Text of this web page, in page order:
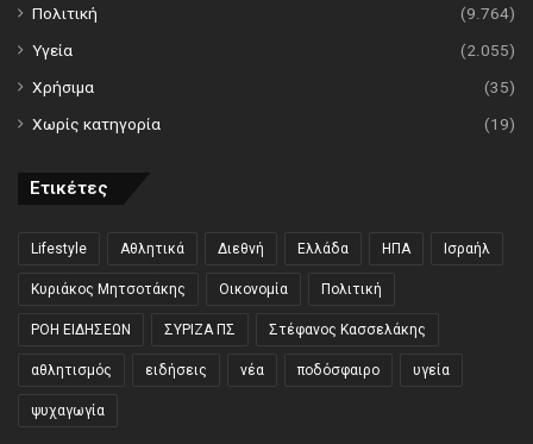
Πολιτική
(9.764)
Υγεία
(2.055)
Χρήσιμα
(35)
Χωρίς κατηγορία
(19)
Ετικέτες
Lifestyle Αθλητικά Διεθνή Ελλάδα ΗΠΑ Ισραήλ
Κυριάκος Μητσοτάκης Οικονομία Πολιτική
ΡΟΗ ΕΙΔΗΣΕΩΝ ΣΥΡΙΖΑ ΠΣ Στέφανος Κασσελάκης
αθλητισμός ειδήσεις νέα ποδόσφαιρο υγεία
ψυχαγωγία